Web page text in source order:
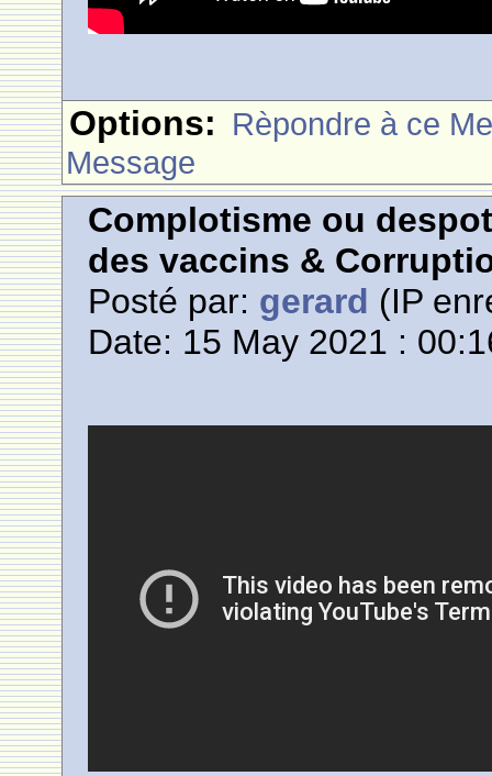
Options: Rèpondre à ce
Message
Complotisme ou
des vaccins &
Posté par: gerard (IP
Date: 15 May 2021 :